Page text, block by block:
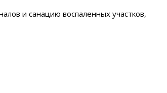
и санацию воспаленных участков,